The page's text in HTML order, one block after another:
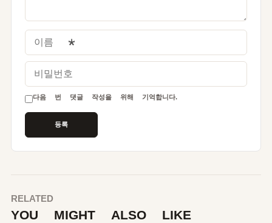
이름
비밀번호
다음 번 댓글 작성을 위해 기억합니다.
RELATED
YOU MIGHT ALSO LIKE